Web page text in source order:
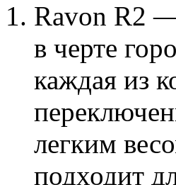
Ravon R2 —
в черте
каждая из
легким
подходит